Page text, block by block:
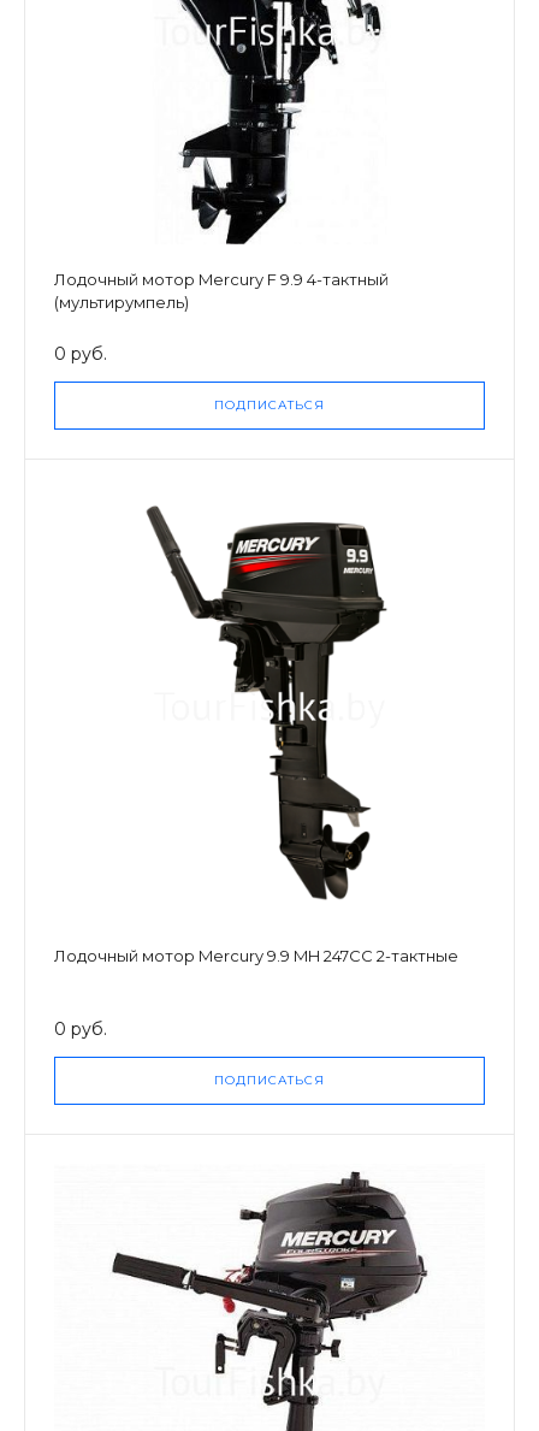
Лодочный мотор Mercury F 9.9 4-тактный
(мультирумпель)
0 руб.
ПОДПИСАТЬСЯ
Лодочный мотор Mercury 9.9 MH 247CC 2-тактные
0 руб.
ПОДПИСАТЬСЯ